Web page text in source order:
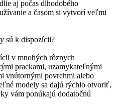
aj počas dlhodobého
a časom si vytvorí veľmi
sú k dispozícii?
v mnohých rôznych
prackami, uzamykateľnými
vnútornými povrchmi alebo
modely sa dajú rýchlo otvoriť,
vám ponúkajú dodatočnú